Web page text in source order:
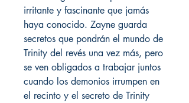
irritante y fascinante que jamás
haya conocido. Zayne guarda
secretos que pondrán el mundo de
Trinity del revés una vez más, pero
se ven obligados a trabajar juntos
cuando los demonios irrumpen en
el recinto y el secreto de Trinity